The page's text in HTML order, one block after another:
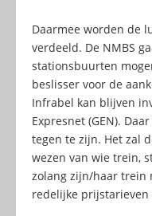
Daarmee worden de
verdeeld. De NMBS
stationsbuurten
beslisser voor de
Infrabel kan blijven
Expresnet (GEN).
tegen te zijn. Het zal
wezen van wie trein,
zolang zijn/haar
redelijke prijstarieven